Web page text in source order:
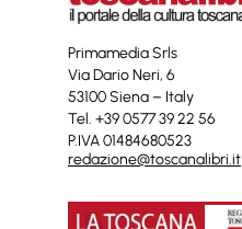
Primamedia Srls
Via Dario Neri, 6
53100 Siena – Italy
Tel. +39 0577 39 22 56
P.IVA 01484680523
redazione@toscanalibri.it